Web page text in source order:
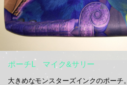
ポーチL マイク&サリー
大きめなモンスターズインクのポーチ。